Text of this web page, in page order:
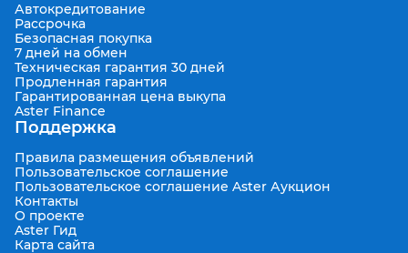
Автокредитование
Рассрочка
Безопасная покупка
7 дней на обмен
Техническая гарантия 30 дней
Продленная гарантия
Гарантированная цена выкупа
Aster Finance
Поддержка
Правила размещения объявлений
Пользовательское соглашение
Пользовательское соглашение Aster Аукцион
Контакты
О проекте
Aster Гид
Карта сайта